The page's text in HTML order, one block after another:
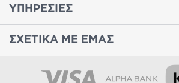
ΥΠΗΡΕΣΙΕΣ
ΣΧΕΤΙΚΑ ΜΕ ΕΜΑΣ